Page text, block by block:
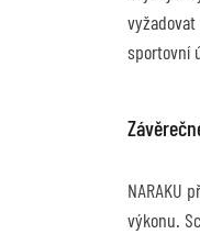
sportovní
NARAKU
výkonu.